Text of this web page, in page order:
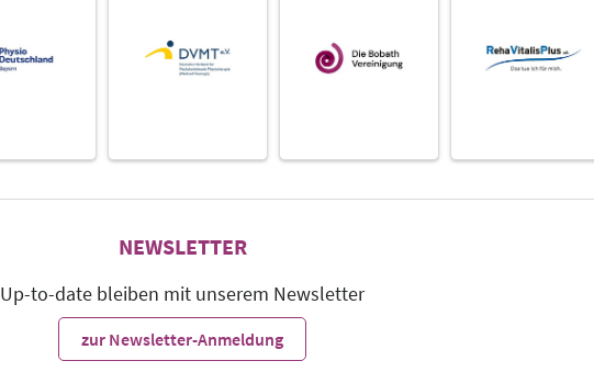
NEWSLETTER
Up-to-date bleiben mit unserem Newsletter
zur Newsletter-Anmeldung